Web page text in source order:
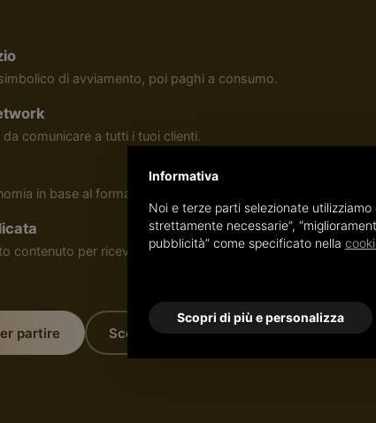
di avviamento, poi paghi a consumo.
comunicare a tutti i tuoi clienti.
in base al formato con cui ci trasmetti i documenti.
contenuto per ricevere e inviare i documenti del ciclo
partire Scopri i prodotti NSO/Peppol
Informativa
Noi e terze parti selezionate
strettamente necessarie”,
pubblicità” come specificato nella
Scopri di più e personalizza